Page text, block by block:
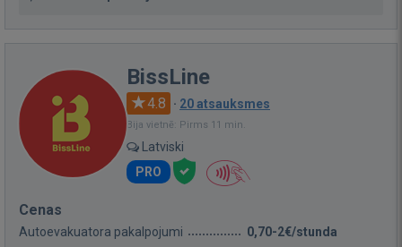
BissLine
4.8 · 20 atsauksmes
Bija vietnē: Pirms 11 min.
Latviski
PRO
Cenas
Autoevakuatora pakalpojumi 0,70-2€/stunda